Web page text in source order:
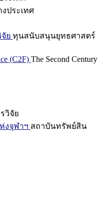
ประเทศ
ย ทุนสนับสนุนยุทธศาสตร์
(C2F) The Second Century
วิจัย
งจุฬาฯ สถาบันทรัพย์สิน